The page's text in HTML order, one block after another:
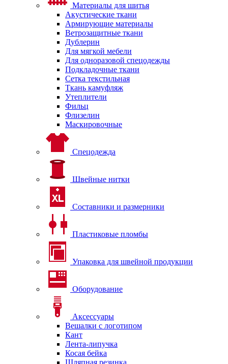
Материалы для шитья
Акустические ткани
Армирующие материалы
Ветрозащитные ткани
Дублерин
Для мягкой мебели
Для одноразовой спецодежды
Подкладочные ткани
Сетка текстильная
Ткань камуфляж
Утеплители
Фильц
Флизелин
Маскировочные
Спецодежда
Швейные нитки
Составники и размерники
Пластиковые пломбы
Упаковка для швейной продукции
Оборудование
Аксессуары
Вешалки с логотипом
Кант
Лента-липучка
Косая бейка
Шляпная резинка